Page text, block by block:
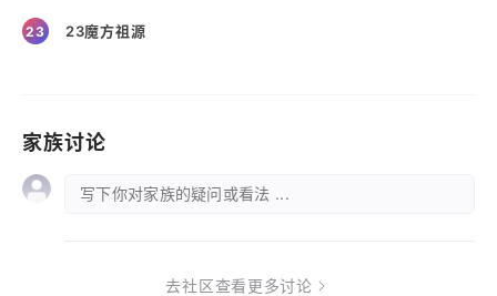
23 23魔方祖源
家族讨论
写下你对家族的疑问或看法 ...
去社区查看更多讨论